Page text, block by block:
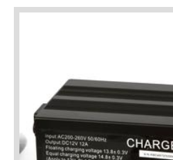
Λάμπες
Επικοινωνία